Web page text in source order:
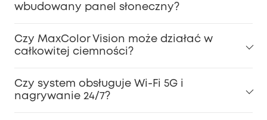
wbudowany panel słoneczny?
Czy MaxColor Vision może działać w
całkowitej ciemności?
Czy system obsługuje Wi-Fi 5G i
nagrywanie 24/7?